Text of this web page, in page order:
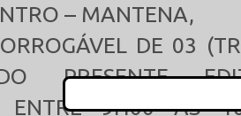
– MANTENA,
DE 03
PRESENTE
ENTRE 9H00 ÀS